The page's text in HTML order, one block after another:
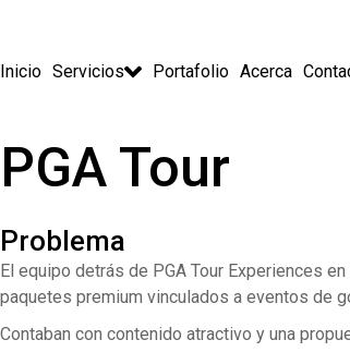
Inicio Servicios Portafolio Acerca
PGA Tour
Problema
El equipo detrás de PGA Tour Experiences
paquetes premium vinculados a eventos de
Contaban con contenido atractivo y una